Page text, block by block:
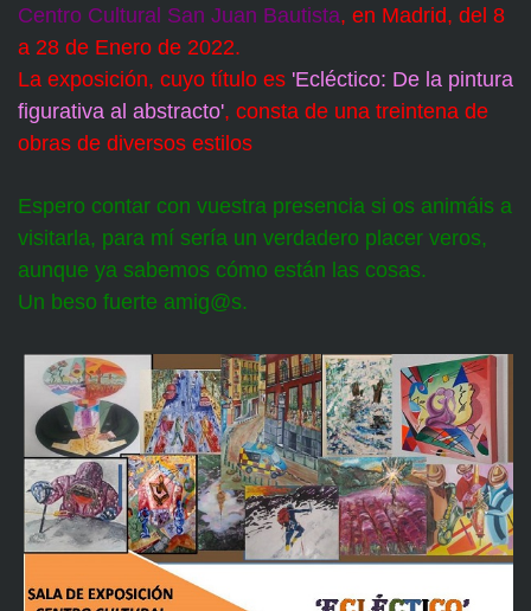
Centro Cultural San Juan Bautista, en Madrid, del 8
a 28 de Enero de 2022.
La exposición, cuyo título es 'Ecléctico: De la pintura
figurativa al abstracto', consta de una treintena de
obras de diversos estilos
Espero contar con vuestra presencia si os animáis a
visitarla, para mí sería un verdadero placer veros,
aunque ya sabemos cómo están las cosas.
Un beso fuerte amig@s.